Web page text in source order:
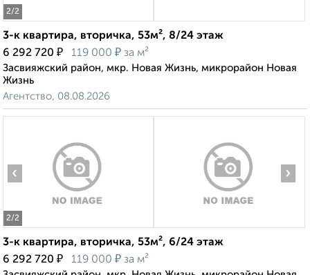
2/2
3-к квартира, вторичка, 53м², 8/24 этаж
6 292 720 ₽ 119 000 ₽ за м²
Засвияжский район, мкр. Новая Жизнь, микрорайон Новая
Жизнь
Агентство, 08.08.2026
2/2
‹ ›
3-к квартира, вторичка, 53м², 6/24 этаж
6 292 720 ₽ 119 000 ₽ за м²